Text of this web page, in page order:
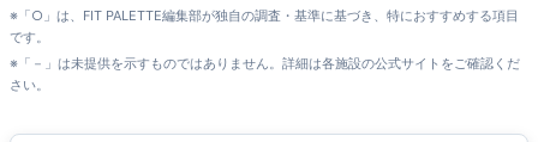
※「○」は、FIT PALETTE編集部が独自の調査・基準に基づき、特におすすめする項目
です。
※「－」は未提供を示すものではありません。詳細は各施設の公式サイトをご確認くだ
さい。